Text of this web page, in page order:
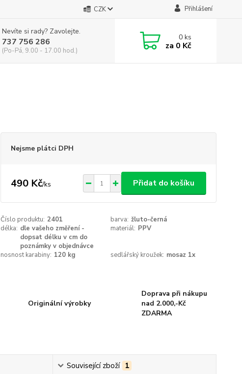
CZK Přihlášení
Nevíte si rady? Zavolejte.
737 756 286
(Po-Pá, 9.00 - 17.00 hod.)
0ks
za 0 Kč
Nejsme plátci DPH
490 Kč/ks Přidat do košíku
Číslo produktu: 2401 barva: žluto-černá
délka: dle vašeho změření -
dopsat délku v cm do
poznámky v objednávce
materiál: PPV
nosnost karabiny: 120 kg sedlářský kroužek: mosaz 1x
Originální výrobky
Doprava při nákupu
nad 2.000,-Kč
ZDARMA
Související zboží 1